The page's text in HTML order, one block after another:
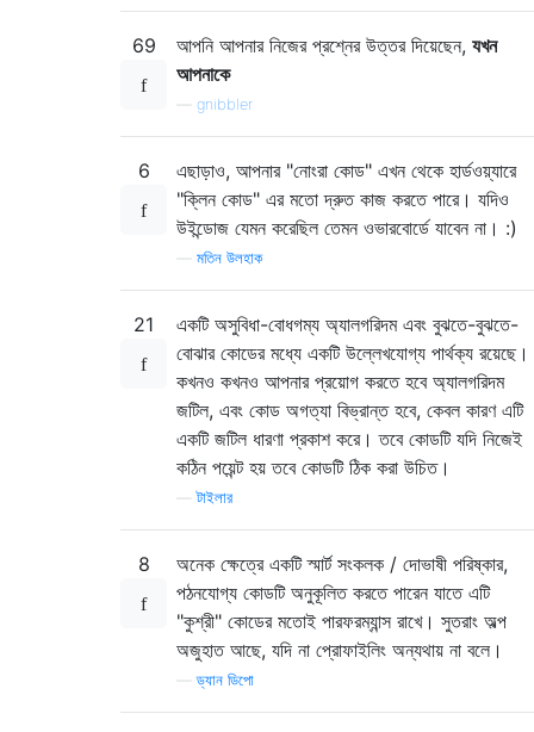
69 আপনি আপনার নিজের প্রশ্নের উত্তর দিয়েছেন, যখন
আপনাকে
gnibbler
6
এছাড়াও, আপনার "নোংরা কোড" এখন থেকে হার্ডওয়্যারে
"ক্লিন কোড" এর মতো দ্রুত কাজ করতে পারে। যদিও
উইন্ডোজ যেমন করেছিল তেমন ওভারবোর্ডে যাবেন না। :)
মতিন উলহাক
21
একটি অসুবিধা-বোধগম্য অ্যালগরিদম এবং বুঝতে-বুঝতে-
বোঝার কোডের মধ্যে একটি উল্লেখযোগ্য পার্থক্য রয়েছে।
কখনও কখনও আপনার প্রয়োগ করতে হবে অ্যালগরিদম
জটিল, এবং কোড অগত্যা বিভ্রান্ত হবে, কেবল কারণ এটি
একটি জটিল ধারণা প্রকাশ করে। তবে কোডটি যদি নিজেই
কঠিন পয়েন্ট হয় তবে কোডটি ঠিক করা উচিত।
—টাইলার
8
অনেক ক্ষেত্রে একটি স্মার্ট সংকলক / দোভাষী পরিষ্কার,
পঠনযোগ্য কোডটি অনুকূলিত করতে পারেন যাতে এটি
"কুশ্রী" কোডের মতোই পারফরম্যান্স রাখে। সুতরাং অল্প
অজুহাত আছে, যদি না প্রোফাইলিং অন্যথায় না বলে।
—ড্যান ডিপো